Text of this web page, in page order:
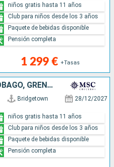
1 299 € +Tasas
niños gratis hasta 11 años
Club para niños desde los 3 años
Paquete de bebidas disponible
Pensión completa
BARBADOS, TRINIDAD Y TOBAGO, GRENADA, GUADALUPE, DOMINICA, SAN MARTÍN, SAN CRISTÓBAL Y NIEVES, ANTIGUA Y BARBUDA, MARTINICA, SANTA LUCIA
Bridgetown 28/12/2027
niños gratis hasta 11 años
Club para niños desde los 3 años
Paquete de bebidas disponible
Pensión completa